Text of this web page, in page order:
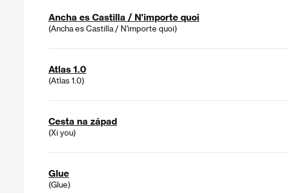
Ancha es Castilla / N'importe quoi
(Ancha es Castilla / N'importe quoi)
Atlas 1.0
(Atlas 1.0)
Cesta na západ
(Xi you)
Glue
(Glue)